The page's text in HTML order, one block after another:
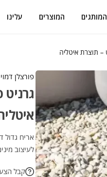
המותגים המוצרים עלינו
פורצלן
אריח גדול
לעיצוב
קבל